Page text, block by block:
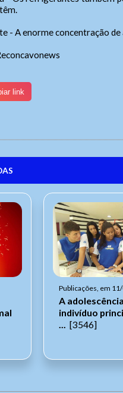
- A enorme concentração
link
Publicações, em
A
indivíduo
... [3546]